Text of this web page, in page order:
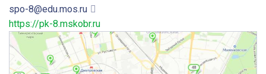
spo-8@edu.mos.ru
https://pk-8.mskobr.ru